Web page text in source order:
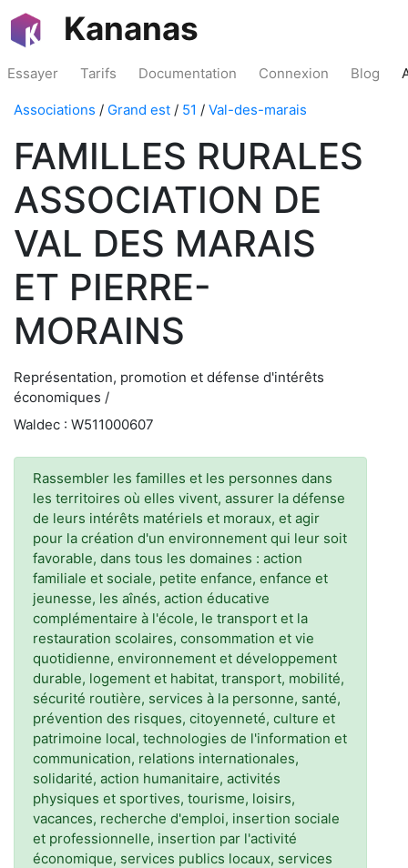
Kananas
Essayer Tarifs Documentation Connexion Blog
Associations / Grand est / 51 / Val-des-marais
FAMILLES RURALES
ASSOCIATION DE
VAL DES MARAIS
ET PIERRE-
MORAINS
Représentation, promotion et défense d'intérêts
économiques /
Waldec : W511000607
Rassembler les familles et les personnes dans
les territoires où elles vivent, assurer la défense
de leurs intérêts matériels et moraux, et agir
pour la création d'un environnement qui leur soit
favorable, dans tous les domaines : action
familiale et sociale, petite enfance, enfance et
jeunesse, les aînés, action éducative
complémentaire à l'école, le transport et la
restauration scolaires, consommation et vie
quotidienne, environnement et développement
durable, logement et habitat, transport, mobilité,
sécurité routière, services à la personne, santé,
prévention des risques, citoyenneté, culture et
patrimoine local, technologies de l'information et
communication, relations internationales,
solidarité, action humanitaire, activités
physiques et sportives, tourisme, loisirs,
vacances, recherche d'emploi, insertion sociale
et professionnelle, insertion par l'activité
économique, services publics locaux, services